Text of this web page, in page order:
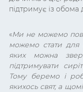
підтримує із обома
«Ми не можемо
можемо стати
яких можна
підтримувати
Тому беремо і
якихось свят, а